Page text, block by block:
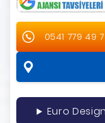
0541 779 49
Euro